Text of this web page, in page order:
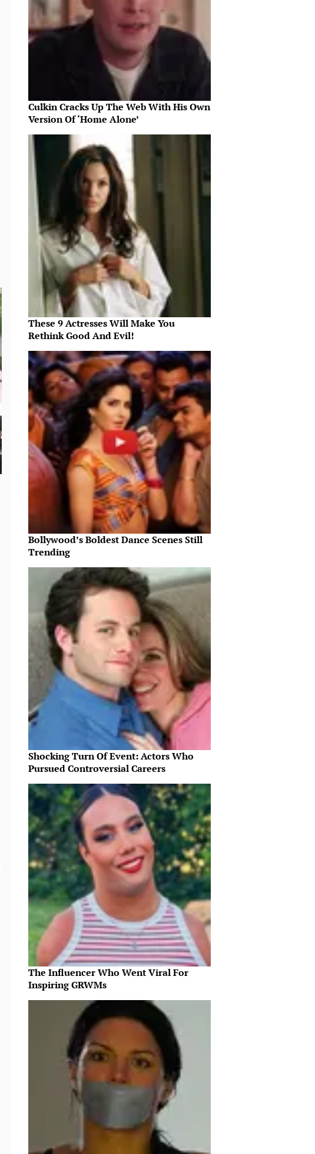
Culkin Cracks Up The Web With His Own
Version Of ‘Home Alone’
These 9 Actresses Will Make You
Rethink Good And Evil!
Bollywood’s Boldest Dance Scenes Still
Trending
Shocking Turn Of Event: Actors Who
Pursued Controversial Careers
The Influencer Who Went Viral For
Inspiring GRWMs